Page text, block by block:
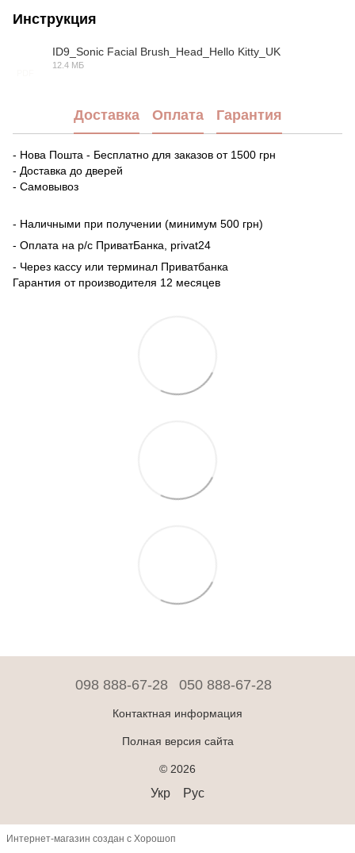
Инструкция
ID9_Sonic Facial Brush_Head_Hello Kitty_UK
12.4 МБ
Доставка Оплата Гарантия
- Нова Пошта - Бесплатно для заказов от 1500 грн
- Доставка до дверей
- Самовывоз
- Наличными при получении (минимум 500 грн)
- Оплата на р/с ПриватБанка, privat24
- Через кассу или терминал Приватбанка
Гарантия от производителя 12 месяцев
098 888-67-28 050 888-67-28
Контактная информация
Полная версия сайта
© 2026
Укр Рус
Интернет-магазин создан с Хорошоп